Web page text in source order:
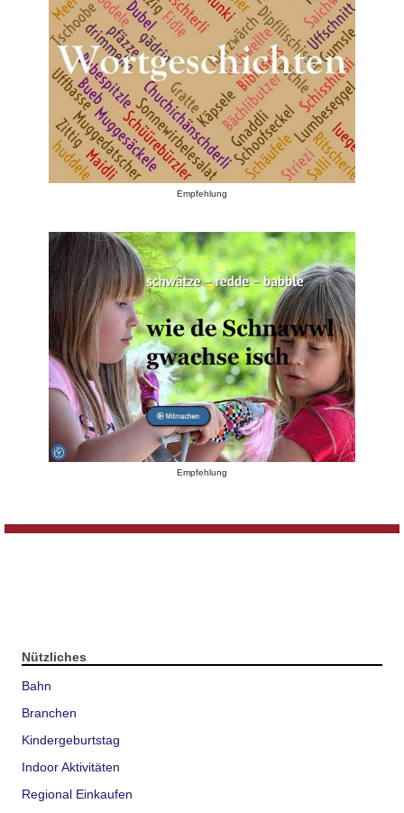
Empfehlung
Empfehlung
Nützliches
Bahn
Branchen
Kindergeburtstag
Indoor Aktivitäten
Regional Einkaufen